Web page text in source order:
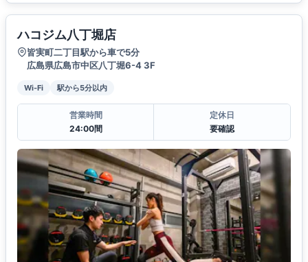
ハコジム八丁堀店
皆実町二丁目駅から車で5分
広島県広島市中区八丁堀6-4 3F
Wi-Fi 駅から5分以内
営業時間
24:00間
定休日
要確認